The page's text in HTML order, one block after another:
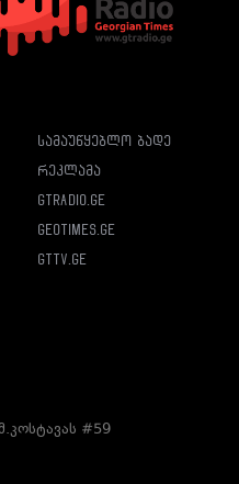
სამაუწყებლო ბადე
რეკლამა
gtradio.ge
geotimes.ge
gttv.ge
#59